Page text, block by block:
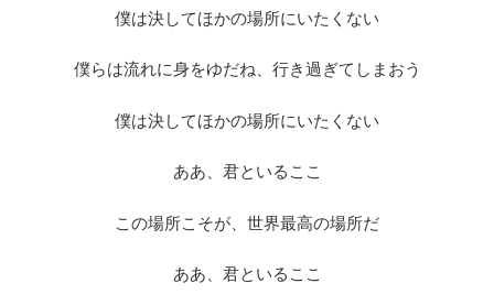
僕は決してほかの場所にいたくない
僕らは流れに身をゆだね、行き過ぎてしまおう
僕は決してほかの場所にいたくない
ああ、君といるここ
この場所こそが、世界最高の場所だ
ああ、君といるここ